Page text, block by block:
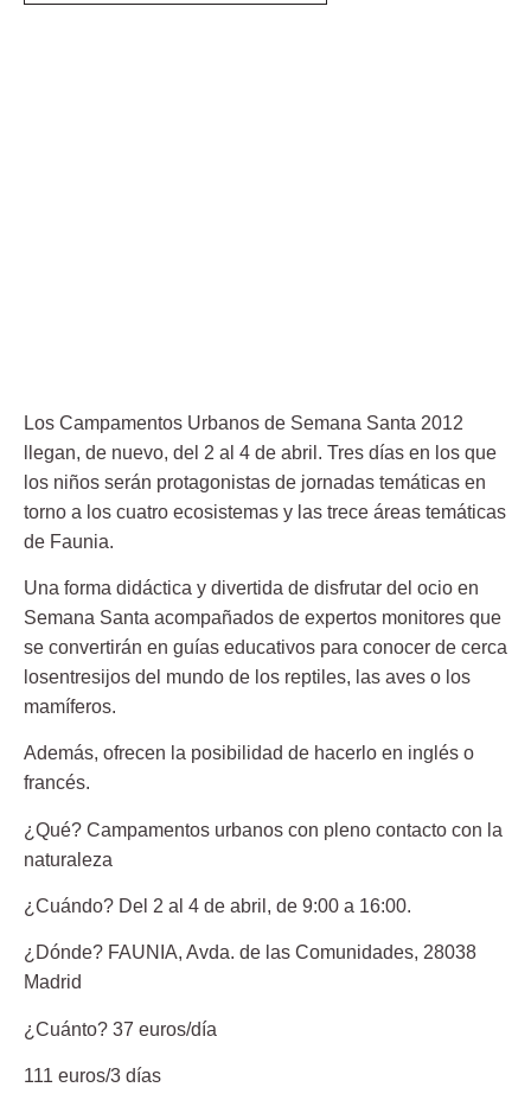
Los Campamentos Urbanos de Semana Santa 2012
llegan, de nuevo, del 2 al 4 de abril. Tres días en los que
los niños serán protagonistas de jornadas temáticas en
torno a los cuatro ecosistemas y las trece áreas temáticas
de Faunia.
Una forma didáctica y divertida de disfrutar del ocio en
Semana Santa acompañados de expertos monitores que
se convertirán en guías educativos para conocer de cerca
losentresijos del mundo de los reptiles, las aves o los
mamíferos.
Además, ofrecen la posibilidad de hacerlo en inglés o
francés.
¿Qué? Campamentos urbanos con pleno contacto con la
naturaleza
¿Cuándo? Del 2 al 4 de abril, de 9:00 a 16:00.
¿Dónde? FAUNIA, Avda. de las Comunidades, 28038
Madrid
¿Cuánto? 37 euros/día
111 euros/3 días